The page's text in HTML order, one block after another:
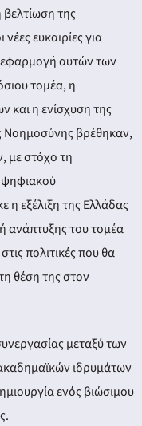
της
ευκαιρίες για
εφαρμογή αυτών των
τομέα, η
η ενίσχυση της
Νοημοσύνης βρέθηκαν,
με στόχο τη
ψηφιακού
η εξέλιξη της Ελλάδας
ανάπτυξης του τομέα
πολιτικές που θα
θέση της στον
μεταξύ των
ιδρυμάτων
ενός βιώσιμου